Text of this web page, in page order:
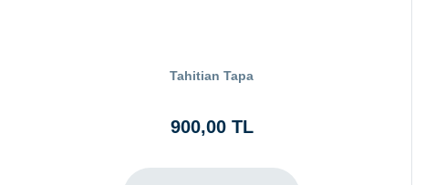
Tahitian Tapa
900,00 TL